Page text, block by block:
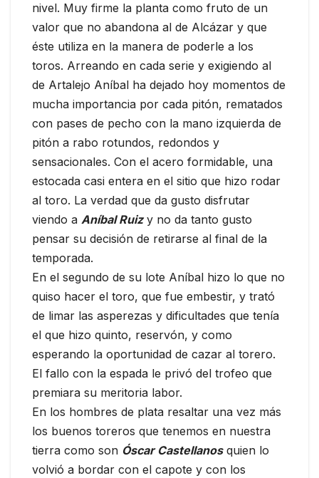
nivel. Muy firme la planta como fruto de un
valor que no abandona al de Alcázar y que
éste utiliza en la manera de poderle a los
toros. Arreando en cada serie y exigiendo al
de Artalejo Aníbal ha dejado hoy momentos de
mucha importancia por cada pitón, rematados
con pases de pecho con la mano izquierda de
pitón a rabo rotundos, redondos y
sensacionales. Con el acero formidable, una
estocada casi entera en el sitio que hizo rodar
al toro. La verdad que da gusto disfrutar
viendo a Aníbal Ruizy no da tanto gusto
pensar su decisión de retirarse al final de la
temporada.
En el segundo de su lote Aníbal hizo lo que no
quiso hacer el toro, que fue embestir, y trató
de limar las asperezas y dificultades que tenía
el que hizo quinto, reservón, y como
esperando la oportunidad de cazar al torero.
El fallo con la espada le privó del trofeo que
premiara su meritoria labor.
En los hombres de plata resaltar una vez más
los buenos toreros que tenemos en nuestra
tierra como son Óscar Castellanos quien lo
volvió a bordar con el capote y con los